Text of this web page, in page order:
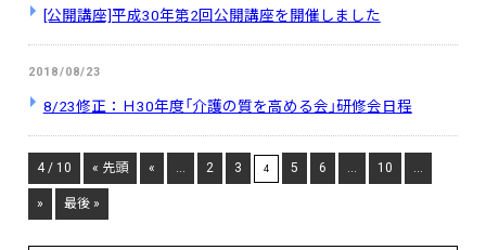
[公開講座]平成30年第2回公開講座を開催しました
2018/08/23
8/23修正：Ｈ30年度「介護の質を高める会」研修会日程
4 / 10 « 先頭 « 2 3 4 5 6 10
» 最後 »